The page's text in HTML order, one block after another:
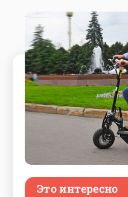
Это интересно